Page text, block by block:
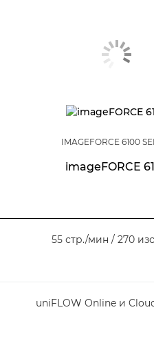
IMAGEFORCE 6100
imageFORCE
55 стр./мин / 270
uniFLOW Online и